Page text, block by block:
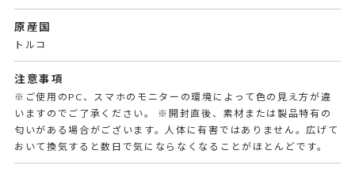
原産国
トルコ
注意事項
※ご使用のPC、スマホのモニターの環境によって色の見え方が違
いますのでご了承ください。 ※開封直後、素材または製品特有の
匂いがある場合がございます。人体に有害ではありません。広げて
おいて換気すると数日で気にならなくなることがほとんどです。